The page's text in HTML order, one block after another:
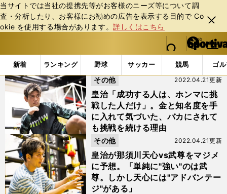
当サイトでは当社の提携先等がお客様のニーズ等について調
査・分析したり、お客様にお勧めの広告を表⽰する⽬的で Co
okie を使⽤する場合があります。詳しくはこちら
閉じ
る
web Sportiva (webスポルティーバ)
検索
マイペ
ー
ジ
メニュ
新着 ランキング 野球 サッカー 競馬 ゴ
b
ス
ポ
ル
ィ
ー
バ
「#THE MATCH 2022」の最新ニュース・ 情報
皇治「成功する人は、ホンマに挑
戦した人だけ」。金と知名度を手
に入れて気づいた、バカにされて
も挑戦を続ける理由
2022.04.21更新
その他
皇治が那須川天心vs武尊をマジメ
に予想。「単純に"強い"のは武
尊。しかし天心には"アドバンテー
ジ"がある」
2022.04.21更新
その他